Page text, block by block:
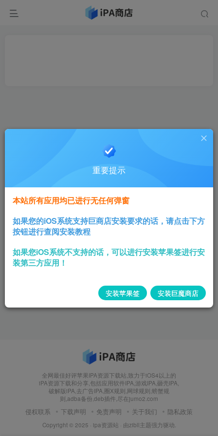
全网最佳好评苹果IPA资源下载站,致力于iOS4以上的
iPA资源下载和分享,包括应用软件IPA,游戏IPA,砸壳IPA,
破解版iPA,去广告IPA,圈X规则,网球规则,螃蟹规
则,adba备份,deb插件,尽在jumo2.com
侵权联系 下载声明 免责声明 关于我们 隐私政策
Copyright © 2025 · ipa资源站 · 由zibll主题强力驱动.
重要提示
本站所有应用均已进行无任何弹窗
如果您的iOS系统支持巨商店安装要求的话，请点击下方
按钮进行查阅安装教程
如果您iOS系统不支持的话，可以进行安装苹果签进行安
装第三方应用！
安装苹果签 安装巨魔商店